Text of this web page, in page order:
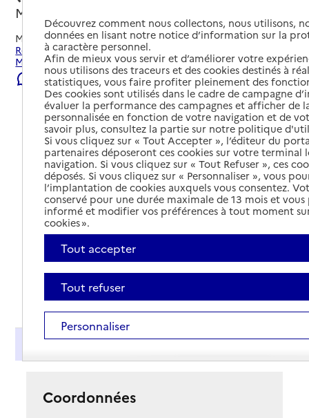
Montbazens, AVEYRON
Mis à jour le22/07/2026
Rechercher les établissements et services autour de
Montbazens.
Signaler une erreur
Présentation
Coordonnées
Découvrez comment nous collectons, nous utilisons,
données en lisant notre notice d’information sur la
à caractère personnel.
Afin de mieux vous servir et d’améliorer votre
nous utilisons des traceurs et des cookies destinés à
statistiques, vous faire profiter pleinement des
Des cookies sont utilisés dans le cadre de campagne
évaluer la performance des campagnes et afficher de
personnalisée en fonction de votre navigation et de
savoir plus, consultez la partie sur notre politique
Si vous cliquez sur « Tout Accepter », l’éditeur du
partenaires déposeront ces cookies sur votre terminal
navigation. Si vous cliquez sur « Tout Refuser », ces
déposés. Si vous cliquez sur « Personnaliser », vous
l’implantation de cookies auxquels vous consentez.
conservé pour une durée maximale de 13 mois et
informé et modifier vos préférences à tout moment
cookies ».
Tout accepter
Tout refuser
Personnaliser